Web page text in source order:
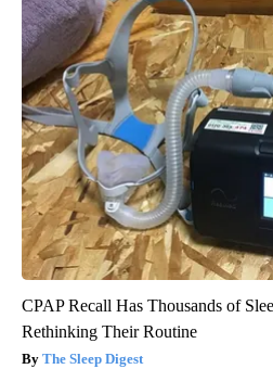
CPAP Recall Has Thousands of
Rethinking Their Routine
The Sleep Digest